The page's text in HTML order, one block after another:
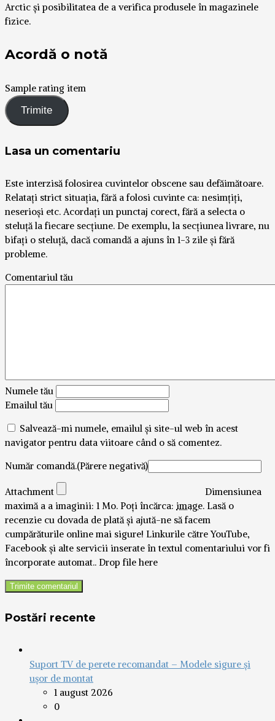
Arctic și posibilitatea de a verifica produsele în magazinele
fizice.
Acordă o notă
Sample rating item
Lasa un comentariu
Este interzisă folosirea cuvintelor obscene sau defăimătoare.
Relatați strict situația, fără a folosi cuvinte ca: nesimțiți,
neserioși etc. Acordați un punctaj corect, fără a selecta o
steluță la fiecare secțiune. De exemplu, la secțiunea livrare, nu
bifați o steluță, dacă comandă a ajuns în 1-3 zile și fără
probleme.
Comentariul tău
Numele tău
Emailul tău
Salvează-mi numele, emailul și site-ul web în acest
navigator pentru data viitoare când o să comentez.
Număr comandă.(Părere negativă)
Attachment
Dimensiunea
maximă a a imaginii: 1 Mo. Poți încărca: image. Lasă o
recenzie cu dovada de plată și ajută-ne să facem
cumpărăturile online mai sigure! Linkurile către YouTube,
Facebook și alte servicii inserate în textul comentariului vor fi
încorporate automat.. Drop file here
Postări recente
Suport TV de perete recomandat – Modele sigure și
ușor de montat
1 august 2026
0